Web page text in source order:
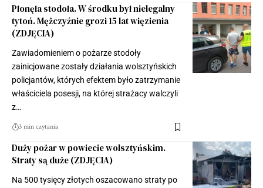
Płonęła stodoła. W środku był nielegalny
tytoń. Mężczyźnie grozi 15 lat więzienia
(ZDJĘCIA)
Zawiadomieniem o pożarze stodoły
zainicjowane zostały działania wolsztyńskich
policjantów, których efektem było zatrzymanie
właściciela posesji, na której strażacy walczyli
z…
3 min czytania
Duży pożar w powiecie wolsztyńskim.
Straty są duże (ZDJĘCIA)
Na 500 tysięcy złotych oszacowano straty po